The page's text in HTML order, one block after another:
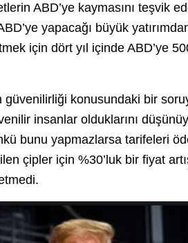
ABD’ye kaymasını teşvik
yapacağı büyük
için dört yıl içinde ABD’ye
güvenilirliği konusundaki bir
insanlar olduklarını
bunu yapmazlarsa tarifeleri
çipler için %30’luk bir fiyat